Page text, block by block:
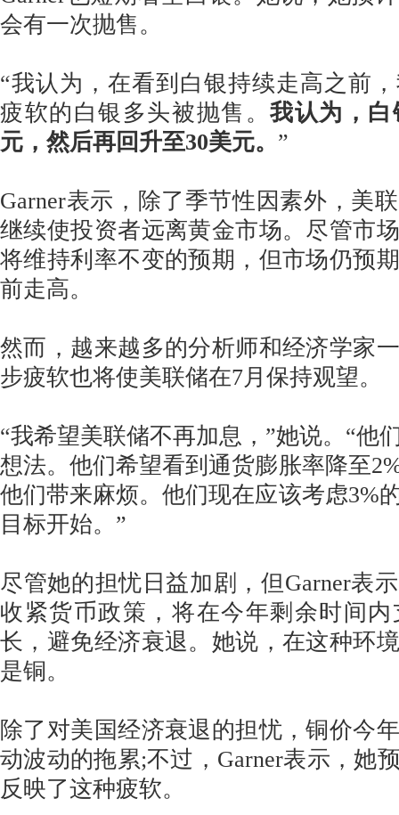
会有一次抛售。
“我认为，在看到白银持续走高之前
疲软的白银多头被抛售。我认为，白
元，然后再回升至30美元。 ”
Garner表示，除了季节性因素外，美
继续使投资者远离黄金市场。尽管市
将维持利率不变的预期，但市场仍预
前走高。
然而，越来越多的分析师和经济学家
步疲软也将使美联储在7月保持观望。
“我希望美联储不再加息，”她说。“他
想法。他们希望看到通货膨胀率降至
他们带来麻烦。他们现在应该考虑3%
目标开始。”
尽管她的担忧日益加剧，但Garner表
收紧货币政策，将在今年剩余时间
长，避免经济衰退。她说，在这种环
是铜。
除了对美国经济衰退的担忧，铜价今
动波动的拖累;不过，Garner表示，她
反映了这种疲软。